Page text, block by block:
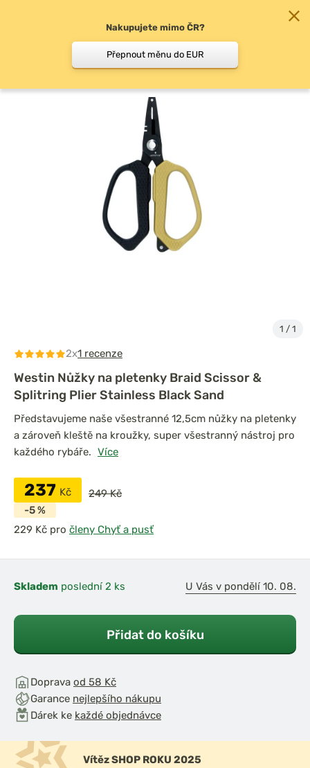
1 / 1
2x1 recenze
Westin Nůžky na pletenky Braid Scissor &
Splitring Plier Stainless Black Sand
Představujeme naše všestranné 12,5cm nůžky na pletenky
a zároveň kleště na kroužky, super všestranný nástroj pro
každého rybáře. Více
237 Kč
249 Kč
-5 %
pro členy Chyť a pusť
Skladem poslední 2 ks U Vás v pondělí 10. 08.
Přidat do košíku
Doprava od 58 Kč
Garance nejlepšího nákupu
Dárek ke každé objednávce
Vítěz SHOP ROKU 2025
Nakupujete mimo ČR?
Přepnout měnu do EUR